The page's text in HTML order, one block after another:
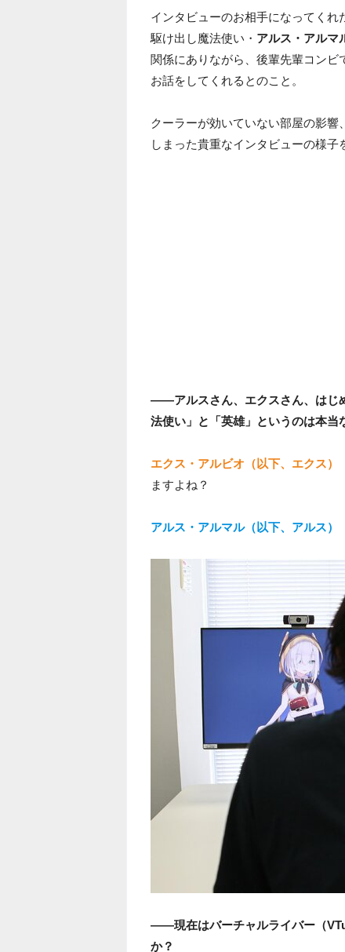
インタビューのお相手になってく
駆け出し魔法使い・ アルス・アルマ
関係にありながら、後輩先輩コンビ
お話をしてくれるとのこと。
クーラーが効いていない部屋の影
しまった貴重なインタビューの様子
――アルスさん、エクスさん、はじ
法使い」と「英雄」というのは本当
エクス・アルビオ（以下、エクス）
ますよね？
アルス・アルマル（以下、アルス）
――現在はバーチャルライバー（
か？